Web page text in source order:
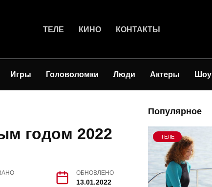
ТЕЛЕ КИНО КОНТАКТЫ
Игры Головоломки Люди Актеры Шоу
годом 2022
ОБНОВЛЕНО
13.01.2022
Популярное
ТЕЛЕ